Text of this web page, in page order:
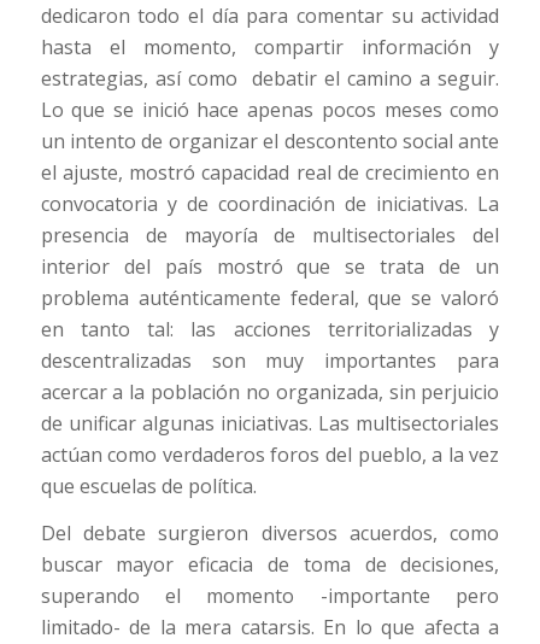
dedicaron todo el día para comentar su actividad
hasta el momento, compartir información y
estrategias, así como debatir el camino a seguir.
Lo que se inició hace apenas pocos meses como
un intento de organizar el descontento social ante
el ajuste, mostró capacidad real de crecimiento en
convocatoria y de coordinación de iniciativas. La
presencia de mayoría de multisectoriales del
interior del país mostró que se trata de un
problema auténticamente federal, que se valoró
en tanto tal: las acciones territorializadas y
descentralizadas son muy importantes para
acercar a la población no organizada, sin perjuicio
de unificar algunas iniciativas. Las multisectoriales
actúan como verdaderos foros del pueblo, a la vez
que escuelas de política.
Del debate surgieron diversos acuerdos, como
buscar mayor eficacia de toma de decisiones,
superando el momento -importante pero
limitado- de la mera catarsis. En lo que afecta a